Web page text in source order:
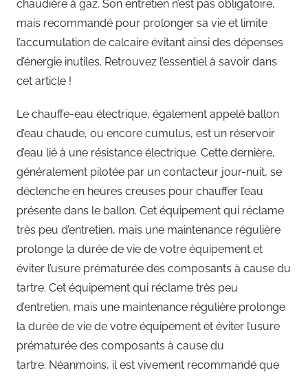
chaudière à gaz. Son entretien n’est pas obligatoire,
mais recommandé pour prolonger sa vie et limite
l’accumulation de calcaire évitant ainsi des dépenses
d’énergie inutiles. Retrouvez l’essentiel à savoir dans
cet article !
Le chauffe-eau électrique, également appelé ballon
d’eau chaude, ou encore cumulus, est un réservoir
d’eau lié à une résistance électrique. Cette dernière,
généralement pilotée par un contacteur jour-nuit, se
déclenche en heures creuses pour chauffer l’eau
présente dans le ballon. Cet équipement qui réclame
très peu d’entretien, mais une maintenance régulière
prolonge la durée de vie de votre équipement et
éviter l’usure prématurée des composants à cause du
tartre. Cet équipement qui réclame très peu
d’entretien, mais une maintenance régulière prolonge
la durée de vie de votre équipement et éviter l’usure
prématurée des composants à cause du
tartre. Néanmoins, il est vivement recommandé que